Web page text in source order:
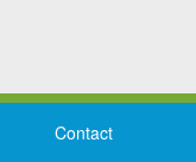
Contact